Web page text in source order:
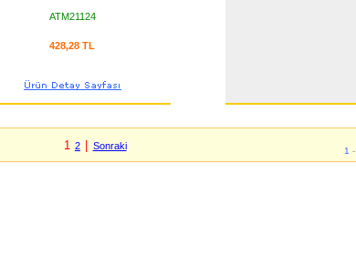
ATM21124
428,28 TL
1 2| Sonraki
1 -